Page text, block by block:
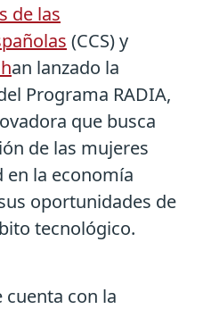
de las
(CCS) y
an lanzado la
Programa RADIA,
que busca
de las mujeres
en la economía
oportunidades de
tecnológico.
cuenta con la